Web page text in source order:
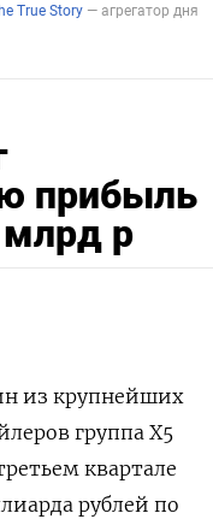
прибыль
млрд р
из крупнейших
группа X5
квартале
рублей по